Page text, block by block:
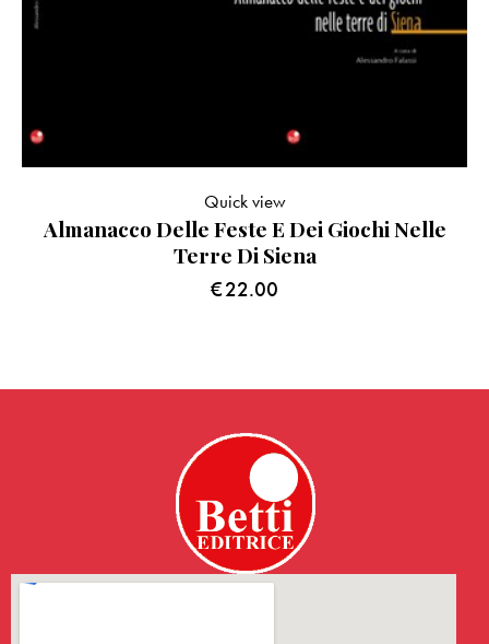
Almanacco Delle Feste E Dei Giochi Nelle
Terre Di Siena
€22.00
Quick view